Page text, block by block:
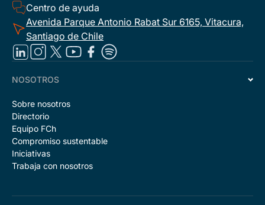
Centro de ayuda
Avenida Parque Antonio Rabat Sur 6165, Vitacura,
Santiago de Chile
NOSOTROS
Sobre nosotros
Directorio
Equipo FCh
Compromiso sustentable
Iniciativas
Trabaja con nosotros